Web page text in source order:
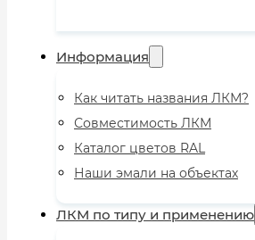
Информация
Как читать названия ЛКМ?
Совместимость ЛКМ
Каталог цветов RAL
Наши эмали на объектах
ЛКМ по типу и применению